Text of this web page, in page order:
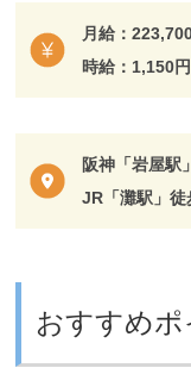
月給：
時給：1,150
阪神「岩屋駅
JR「灘駅」徒
おすすめポ